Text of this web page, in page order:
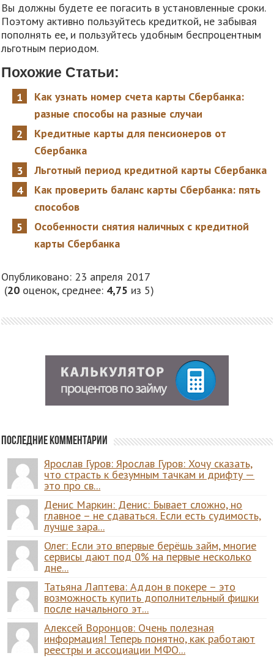
Вы должны будете ее погасить в установленные сроки.
Поэтому активно пользуйтесь кредиткой, не забывая
пополнять ее, и пользуйтесь удобным беспроцентным
льготным периодом.
Похожие Статьи:
Как узнать номер счета карты Сбербанка:
разные способы на разные случаи
Кредитные карты для пенсионеров от
Сбербанка
Льготный период кредитной карты Сбербанка
Как проверить баланс карты Сбербанка: пять
способов
Особенности снятия наличных с кредитной
карты Сбербанка
Опубликовано: 23 апреля 2017
(20 оценок, среднее: 4,75 из 5)
Последние комментарии
Ярослав Гуров: Ярослав Гуров: Хочу сказать,
что страсть к безумным тачкам и дрифту —
это про св...
Денис Маркин: Денис: Бывает сложно, но
главное – не сдаваться. Если есть судимость,
лучше зара...
Олег: Если это впервые берёшь займ, многие
сервисы дают под 0% на первые несколько
дне...
Татьяна Лаптева: Аддон в покере – это
возможность купить дополнительный фишки
после начального эт...
Алексей Воронцов: Очень полезная
информация! Теперь понятно, как работают
реестры и ассоциации МФО...